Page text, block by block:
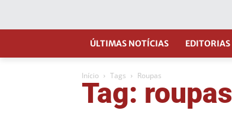
ÚLTIMAS NOTÍCIAS EDITORIAS
Início Tags Roupas
Tag: roupas